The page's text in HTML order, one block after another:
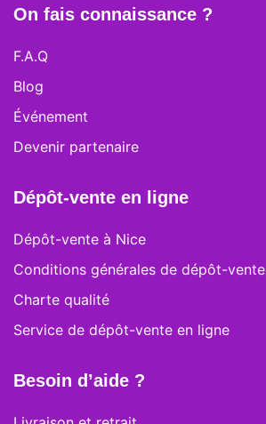
On fais connaissance ?
F.A.Q
Blog
Événement
Devenir partenaire
Dépôt-vente en ligne
Dépôt-vente à Nice
Conditions générales de dépôt-vente
Charte qualité
Service de dépôt-vente en ligne
Besoin d’aide ?